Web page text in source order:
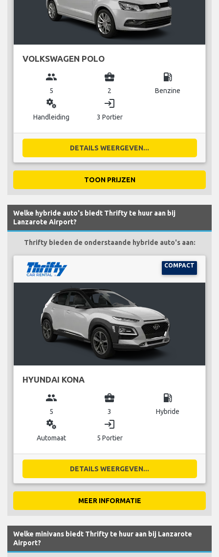
VOLKSWAGEN POLO
group
5
business_center
2
local_gas_station
Benzine
miscellaneous_services
Handleiding
login
3 Portier
DETAILS WEERGEVEN...
TOON PRIJZEN
Welke hybride auto's biedt Thrifty te huur aan bij
Lanzarote Airport?
Thrifty bieden de onderstaande hybride auto's aan:
COMPACT
HYUNDAI KONA
group
5
business_center
3
local_gas_station
Hybride
miscellaneous_services
Automaat
login
5 Portier
DETAILS WEERGEVEN...
MEER INFORMATIE
Welke minivans biedt Thrifty te huur aan bij Lanzarote
Airport?